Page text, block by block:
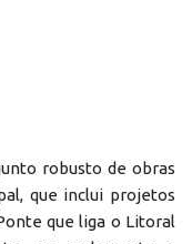
robusto de obras
que inclui projetos
que liga o Litoral